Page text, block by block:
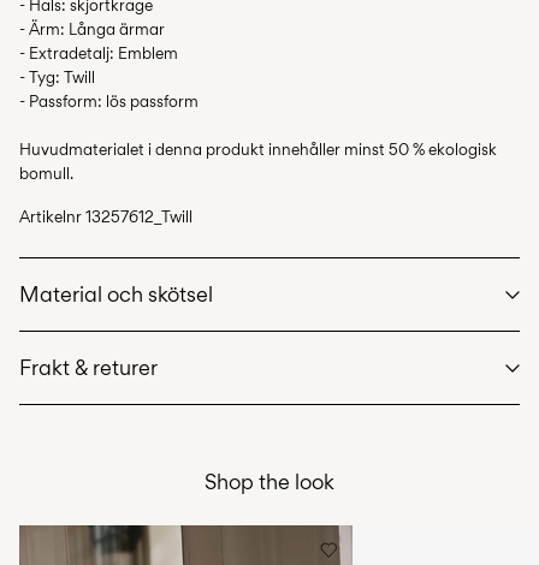
- Hals: skjortkrage
- Ärm: Långa ärmar
- Extradetalj: Emblem
- Tyg: Twill
- Passform: lös passform
Huvudmaterialet i denna produkt innehåller minst 50 % ekologisk
bomull.
Artikelnr13257612_Twill
Material och skötsel
Kemtvätta inte
Frakt & returer
Shop the look